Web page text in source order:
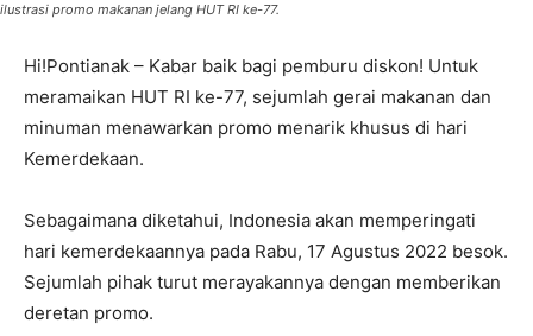
ilustrasi promo makanan jelang HUT RI ke-77.
Hi!Pontianak – Kabar baik bagi pemburu diskon! Untuk
meramaikan HUT RI ke-77, sejumlah gerai makanan dan
minuman menawarkan promo menarik khusus di hari
Kemerdekaan.
Sebagaimana diketahui, Indonesia akan memperingati
hari kemerdekaannya pada Rabu, 17 Agustus 2022 besok.
Sejumlah pihak turut merayakannya dengan memberikan
deretan promo.